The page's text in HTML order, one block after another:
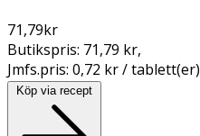
71,79kr
Butikspris: 71,79 kr,
Jmfs.pris: 0,72 kr / tablett(er)
Köp via recept